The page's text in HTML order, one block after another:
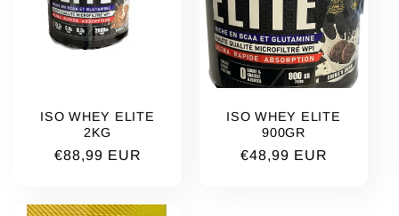
ISO WHEY ELITE
2KG
Prix
€88,99 EUR
ISO WHEY ELITE
900GR
Prix
€48,99 EUR